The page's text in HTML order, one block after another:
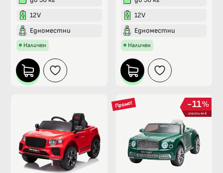
12V
Едноместни
Наличен
12V
Едноместни
Наличен
Промо! %
11
спести 44 €